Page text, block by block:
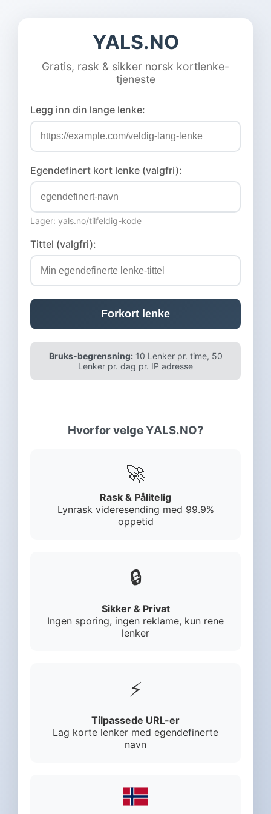
YALS.NO
Gratis, rask & sikker norsk kortlenke-
tjeneste
Legg inn din lange lenke:
Egendefinert kort lenke (valgfri):
Lager: yals.no/tilfeldig-kode
Tittel (valgfri):
Forkort lenke
Bruks-begrensning:10 Lenker pr. time, 50
Lenker pr. dag pr. IP adresse
Hvorfor velge YALS.NO?
🚀
Rask & Pålitelig
Lynrask videresending med 99.9%
oppetid
🔒
Sikker & Privat
Ingen sporing, ingen reklame, kun rene
lenker
⚡
Tilpassede URL-er
Lag korte lenker med egendefinerte
navn